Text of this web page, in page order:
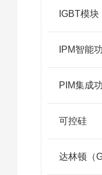
IGBT模块
IPM智能
PIM集成
可控硅
达林顿（